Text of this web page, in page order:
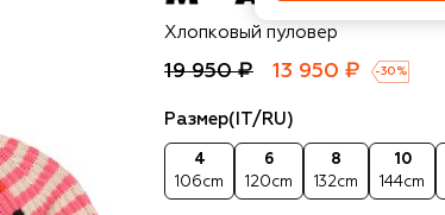
Marni
Хлопковый пуловер
19 950 ₽ 13 950 ₽ -30 %
Размер(IT/RU)
4
106cm
6
120cm
8
132cm
10
144cm